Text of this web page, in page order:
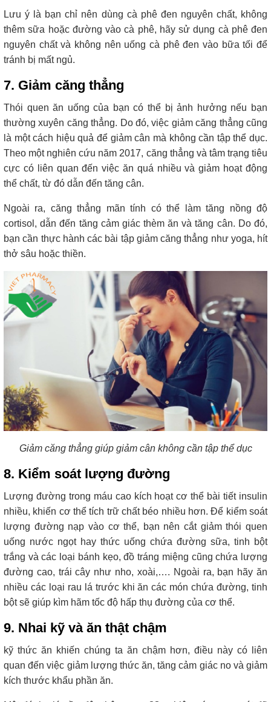
Lưu ý là bạn chỉ nên dùng cà phê đen nguyên chất, không
thêm sữa hoặc đường vào cà phê, hãy sử dụng cà phê đen
nguyên chất và không nên uống cà phê đen vào bữa tối để
tránh bị mất ngủ.
7. Giảm căng thẳng
Thói quen ăn uống của bạn có thể bị ảnh hưởng nếu bạn
thường xuyên căng thẳng. Do đó, việc giảm căng thẳng cũng
là một cách hiệu quả để giảm cân mà không cần tập thể dục.
Theo một nghiên cứu năm 2017, căng thẳng và tâm trạng tiêu
cực có liên quan đến việc ăn quá nhiều và giảm hoạt động
thể chất, từ đó dẫn đến tăng cân.
Ngoài ra, căng thẳng mãn tính có thể làm tăng nồng độ
cortisol, dẫn đến tăng cảm giác thèm ăn và tăng cân. Do đó,
bạn cần thực hành các bài tập giảm căng thẳng như yoga, hít
thở sâu hoặc thiền.
Giảm căng thẳng giúp giảm cân không cần tập thể dục
8. Kiểm soát lượng đường
Lượng đường trong máu cao kích hoạt cơ thể bài tiết insulin
nhiều, khiến cơ thể tích trữ chất béo nhiều hơn. Để kiểm soát
lượng đường nạp vào cơ thể, bạn nên cắt giảm thói quen
uống nước ngọt hay thức uống chứa đường sữa, tinh bột
trắng và các loại bánh kẹo, đồ tráng miệng cũng chứa lượng
đường cao, trái cây như nho, xoài,…. Ngoài ra, bạn hãy ăn
nhiều các loại rau lá trước khi ăn các món chứa đường, tinh
bột sẽ giúp kìm hãm tốc độ hấp thụ đường của cơ thể.
9. Nhai kỹ và ăn thật chậm
kỹ thức ăn khiến chúng ta ăn chậm hơn, điều này có liên
quan đến việc giảm lượng thức ăn, tăng cảm giác no và giảm
kích thước khẩu phần ăn.